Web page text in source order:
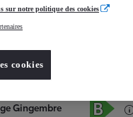
Occasions
Gingembre
sur notre politique des cookies
cookies